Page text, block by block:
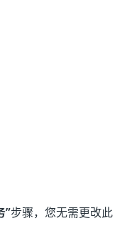
”步骤，您无需更改此